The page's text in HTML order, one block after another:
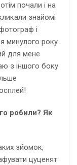
почали і на
знайомі
і
минулого року
для мене
з іншого боку
робили? Як
зйомок,
цуценят